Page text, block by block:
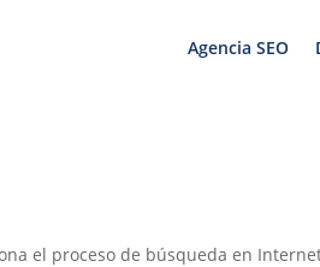
Agencia SEO
el proceso de búsqueda en